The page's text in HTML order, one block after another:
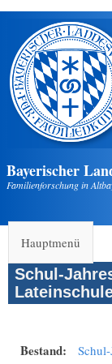
Direkt zum Inhalt
Bayerischer
Familienforschung in
Hauptmenü
Schul-
Bestand: